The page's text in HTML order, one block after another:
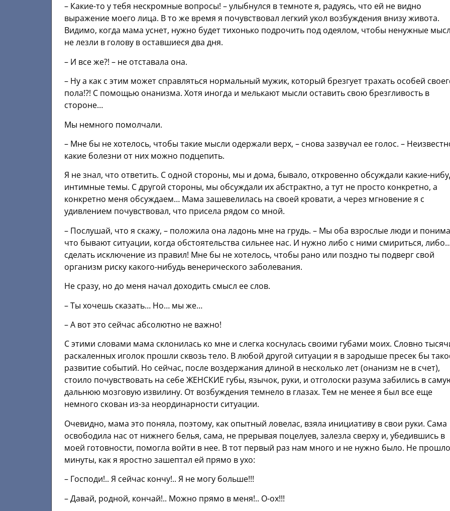
– Какие-то у тебя нескромные вопросы! – улыбнулся в темноте я, радуясь, что ей не видно
выражение моего лица. В то же время я почувствовал легкий укол возбуждения внизу живота.
Видимо, когда мама уснет, нужно будет тихонько подрочить под одеялом, чтобы ненужные
не лезли в голову в оставшиеся два дня.
– И все же?! – не отставала она.
– Ну а как с этим может справляться нормальный мужик, который брезгует трахать особей
пола!?! С помощью онанизма. Хотя иногда и мелькают мысли оставить свою брезгливость в
стороне…
Мы немного помолчали.
– Мне бы не хотелось, чтобы такие мысли одержали верх, – снова зазвучал ее голос. –
какие болезни от них можно подцепить.
Я не знал, что ответить. С одной стороны, мы и дома, бывало, откровенно обсуждали какие-
интимные темы. С другой стороны, мы обсуждали их абстрактно, а тут не просто конкретно, а
конкретно меня обсуждаем… Мама зашевелилась на своей кровати, а через мгновение я с
удивлением почувствовал, что присела рядом со мной.
– Послушай, что я скажу, – положила она ладонь мне на грудь. – Мы оба взрослые люди и
что бывают ситуации, когда обстоятельства сильнее нас. И нужно либо с ними смириться,
сделать исключение из правил! Мне бы не хотелось, чтобы рано или поздно ты подверг свой
организм риску какого-нибудь венерического заболевания.
Не сразу, но до меня начал доходить смысл ее слов.
– Ты хочешь сказать… Но… мы же…
– А вот это сейчас абсолютно не важно!
С этими словами мама склонилась ко мне и слегка коснулась своими губами моих. Словно
раскаленных иголок прошли сквозь тело. В любой другой ситуации я в зародыше пресек бы
развитие событий. Но сейчас, после воздержания длиной в несколько лет (онанизм не в счет),
стоило почувствовать на себе ЖЕНСКИЕ губы, язычок, руки, и отголоски разума забились в
дальнюю мозговую извилину. От возбуждения темнело в глазах. Тем не менее я был все еще
немного скован из-за неординарности ситуации.
Очевидно, мама это поняла, поэтому, как опытный ловелас, взяла инициативу в свои руки. Сама
освободила нас от нижнего белья, сама, не прерывая поцелуев, залезла сверху и, убедившись в
моей готовности, помогла войти в нее. В тот первый раз нам много и не нужно было. Не
минуты, как я яростно зашептал ей прямо в ухо:
– Господи!.. Я сейчас кончу!.. Я не могу больше!!!
– Давай, родной, кончай!.. Можно прямо в меня!.. О-ох!!!